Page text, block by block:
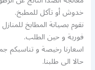
خدوش أو تآكل للمطبخ.
نقوم بصيانة المطابخ
فورية و حين الطلب.
اسعارنا رخيصة و تناسبكم
حالا الى طلبنا.